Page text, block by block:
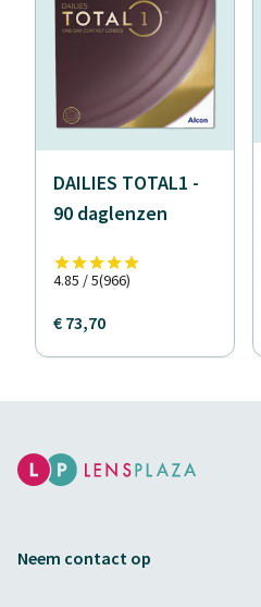
DAILIES TOTAL1 -
90 daglenzen
4.85 / 5(966)
€ 73,70
Neem contact op